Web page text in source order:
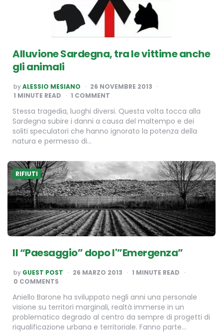
Alluvione Sardegna, tra le vittime anche
gli animali
POSTED
BY
byALESSIO MESIANO
26 NOVEMBRE 2013
1 MINUTE READ 1 COMMENT
Stessa tragedia, luoghi diversi. Questa volta tocca alla
Sardegna subire i danni a causa del maltempo e dei
soliti speculatori che hanno ignorato la potenza della
natura e permesso di…
RIFIUTI
Il “Paesaggio” dopo l'”Emergenza”
POSTED
BY
by GUEST POST 26 MARZO 2013 1 MINUTE READ
0 COMMENTS
Aniello Barone ha sviluppato negli anni una personale
visione su territori marginali, realtà immerse in un
problematico degrado al centro da sempre di progetti di
riqualificazione urbana e territoriale. Fanno parte…